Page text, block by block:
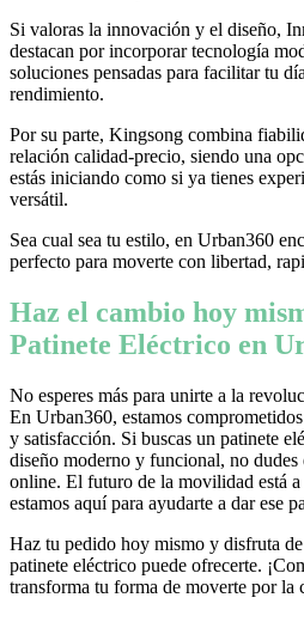
Si valoras la innovación y el diseño,
destacan por incorporar tecnología
soluciones pensadas para facilitar tu
rendimiento.
Por su parte, Kingsong combina
relación calidad-precio, siendo una
estás iniciando como si ya tienes
versátil.
Sea cual sea tu estilo, en Urban360
perfecto para moverte con libertad,
Haz el cambio hoy
Patinete Eléctrico en
No esperes más para unirte a la
En Urban360, estamos
y satisfacción. Si buscas un patinete
diseño moderno y funcional, no dudes
online. El futuro de la movilidad está
estamos aquí para ayudarte a dar ese
Haz tu pedido hoy mismo y disfruta
patinete eléctrico puede ofrecerte.
transforma tu forma de moverte por la